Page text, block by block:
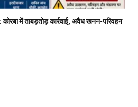
में ताबड़तोड़ कार्रवाई, अवैध खनन-परिवहन